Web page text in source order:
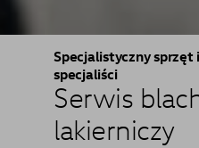
Specjalistyczny
specjaliści
Serwis
lakierniczy